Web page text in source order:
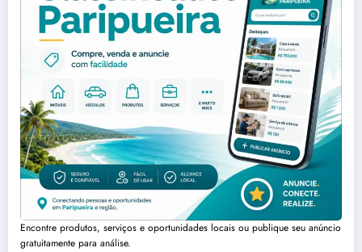
Encontre produtos, serviços e oportunidades locais ou publique seu anúncio
gratuitamente para análise.